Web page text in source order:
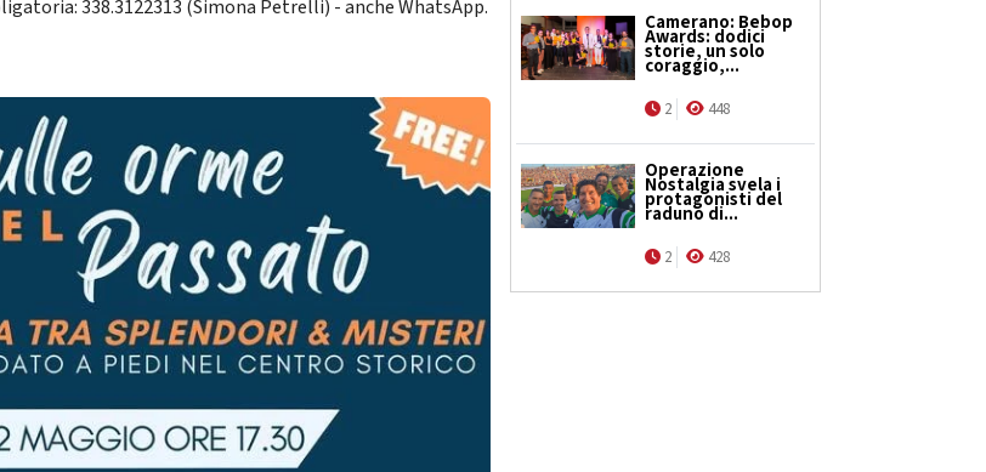
338.3122313 (Simona Petrelli) - anche WhatsApp.
Camerano: Bebop
Awards: dodici
storie, un solo
coraggio,...
2 448
Operazione
Nostalgia svela i
protagonisti del
raduno di...
2 428